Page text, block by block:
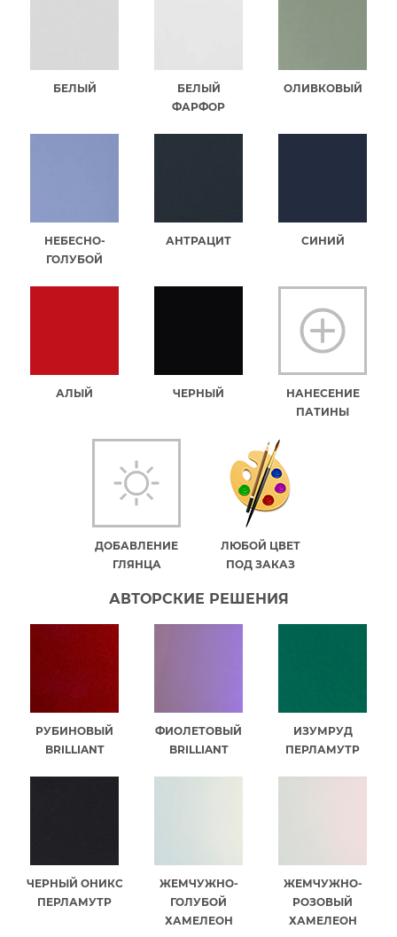
БЕЛЫЙ
БЕЛЫЙ
ФАРФОР
ОЛИВКОВЫЙ
НЕБЕСНО-
ГОЛУБОЙ
АНТРАЦИТ СИНИЙ
АЛЫЙ ЧЕРНЫЙ
НАНЕСЕНИЕ
ПАТИНЫ
ДОБАВЛЕНИЕ
ГЛЯНЦА
ЛЮБОЙ ЦВЕТ
ПОД ЗАКАЗ
АВТОРСКИЕ РЕШЕНИЯ
РУБИНОВЫЙ
BRILLIANT
ФИОЛЕТОВЫЙ
BRILLIANT
ИЗУМРУД
ПЕРЛАМУТР
ЧЕРНЫЙ ОНИКС
ПЕРЛАМУТР
ЖЕМЧУЖНО-
ГОЛУБОЙ
ХАМЕЛЕОН
ЖЕМЧУЖНО-
РОЗОВЫЙ
ХАМЕЛЕОН